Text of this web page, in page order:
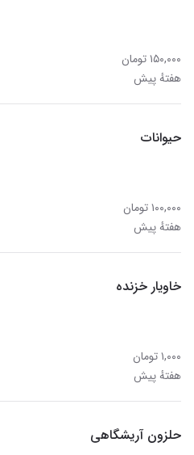
۱۵۰,۰۰۰ تومان
هفتهٔ پیش
حیوانات
۱۰۰,۰۰۰ تومان
هفتهٔ پیش
خاویار خزنده
۱,۰۰۰ تومان
هفتهٔ پیش
حلزون آریشگاهی